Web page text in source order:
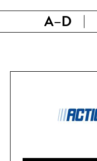
A–D